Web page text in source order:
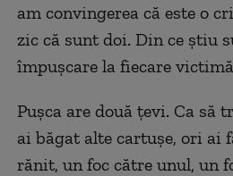
am convingerea că este o
zic că sunt doi. Din ce știu
împușcare la fiecare
Pușca are două țevi. Ca să
ai băgat alte cartușe, ori ai
rănit, un foc către unul, un